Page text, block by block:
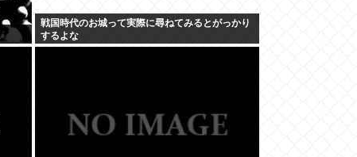
戦国時代のお城って実際に尋ねてみるとがっかり
するよな